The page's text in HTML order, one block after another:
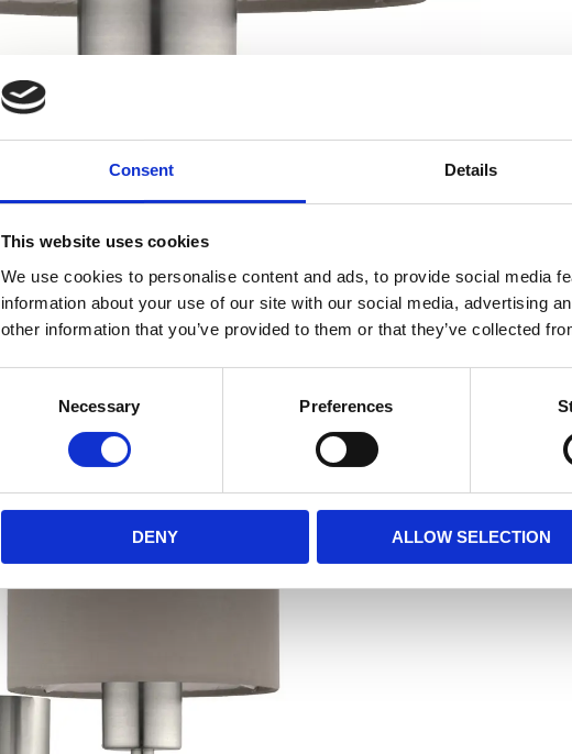
Consent Details
This website uses cookies
We use cookies to personalise content and ads, to provide social media
information about your use of our site with our social media, advertising
other information that you’ve provided to them or that they’ve collected
Necessary Preferences
DENY ALLOW SELECTION